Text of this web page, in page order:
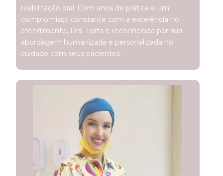
reabilitação oral. Com anos de prática e um
compromisso constante com a excelência no
atendimento, Dra. Talita é reconhecida por sua
abordagem humanizada e personalizada no
cuidado com seus pacientes.